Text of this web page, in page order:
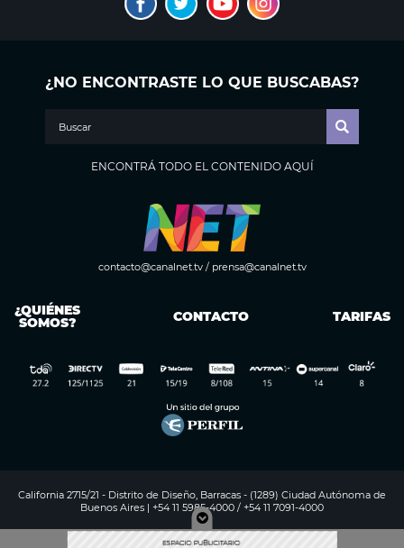
¿NO ENCONTRASTE LO QUE BUSCABAS?
ENCONTRÁ TODO EL CONTENIDO AQUÍ
contacto@canalnet.tv/ prensa@canalnet.tv
¿QUIÉNES
SOMOS? CONTACTO TARIFAS
California 2715/21 - Distrito de Diseño, Barracas - (1289) Ciudad Autónoma de
Buenos Aires | +54 11 5985-4000 / +54 11 7091-4000